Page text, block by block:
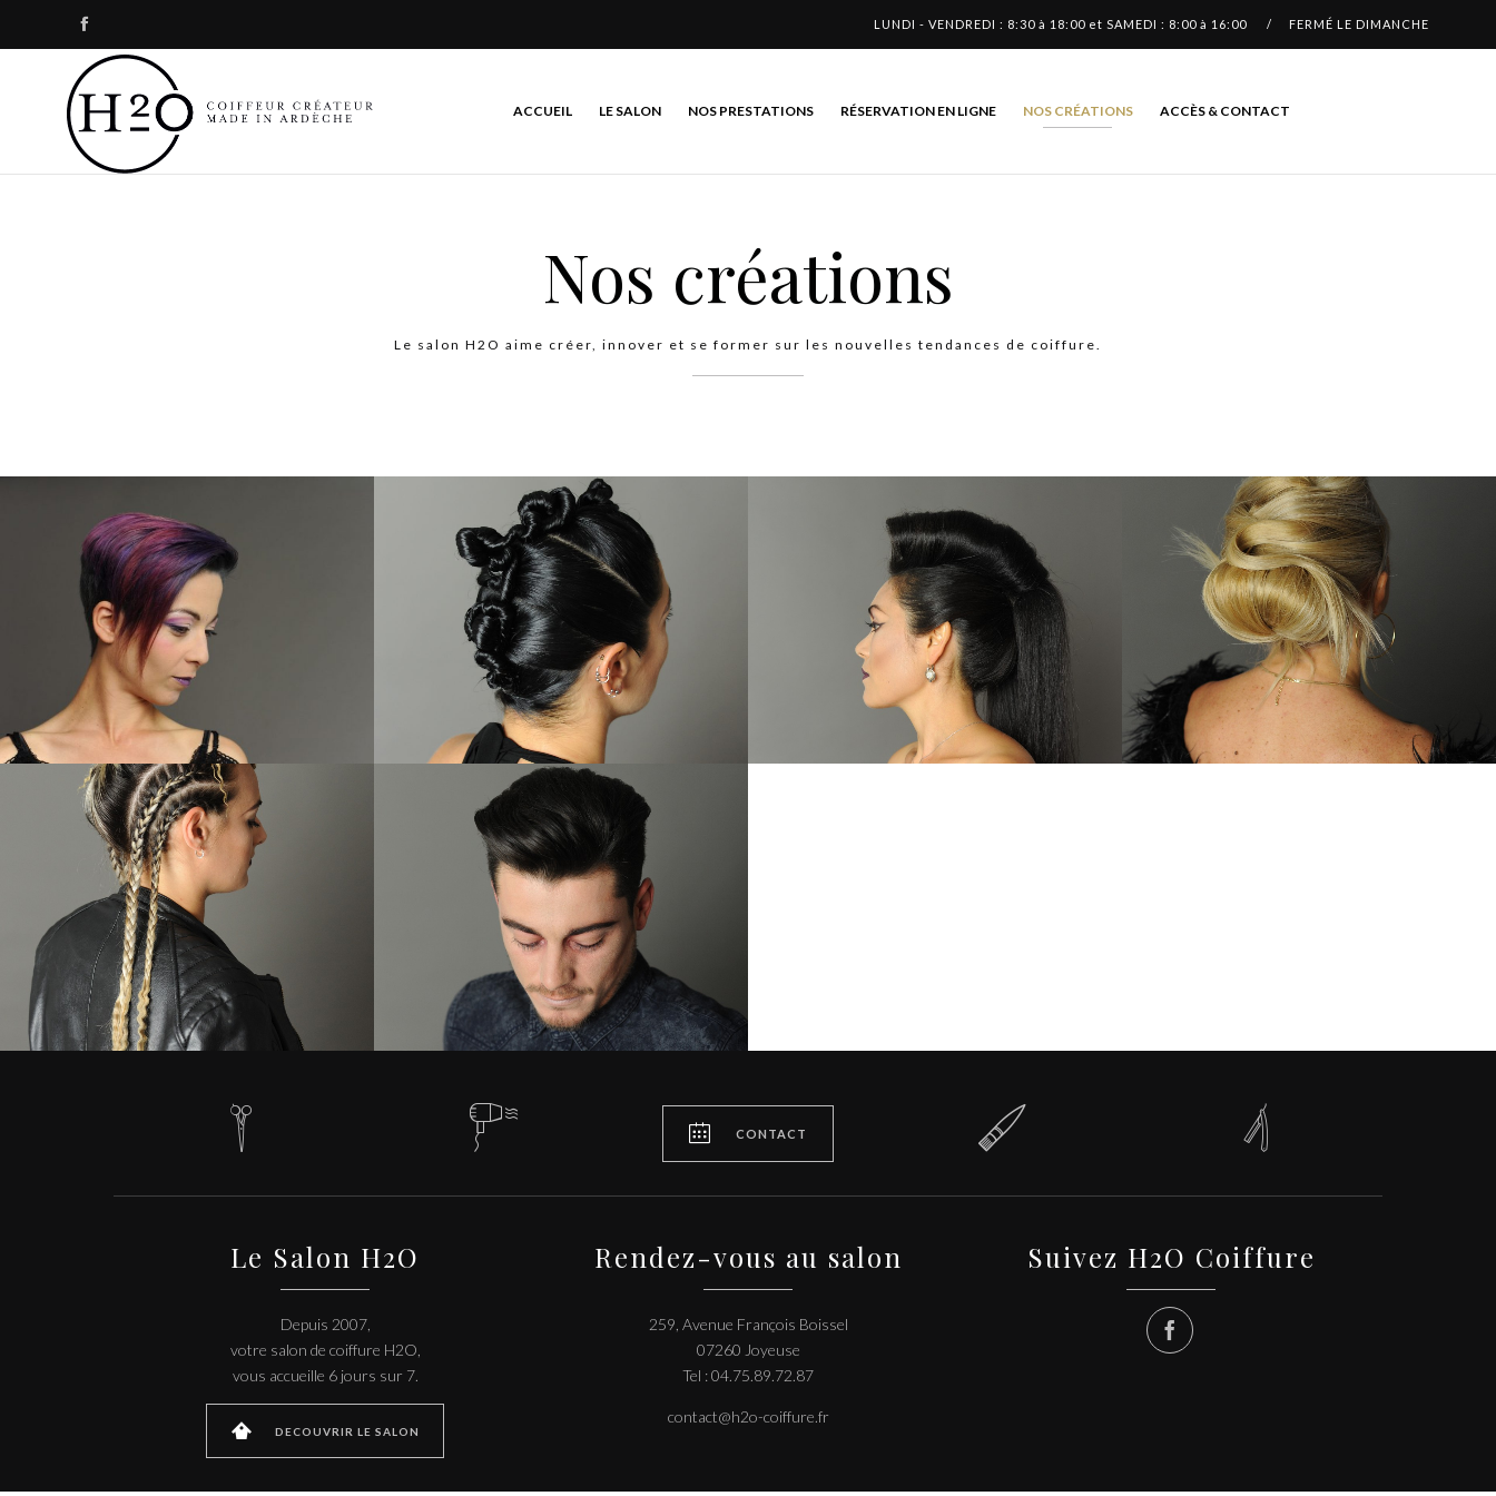
 LUNDI - VENDREDI : 8:30 à 18:00 et SAMEDI : 8:00 à 16:00 / FERMÉ LE DIMANCHE
ACCUEIL LE SALON NOS PRESTATIONS RÉSERVATION EN LIGNE NOS CRÉATIONS ACCÈS & CONTACT
Nos créations
Le salon H2O aime créer, innover et se former sur les nouvelles tendances de coiffure.
   CONTACT  
Le Salon H2O
Depuis 2007,
votre salon de coiffure H2O,
vous accueille 6 jours sur 7.
 DECOUVRIR LE SALON
Rendez-vous au salon
259, Avenue François Boissel
07260 Joyeuse
Tel : 04.75.89.72.87
contact@h2o-coiffure.fr
Suivez H2O Coiffure
